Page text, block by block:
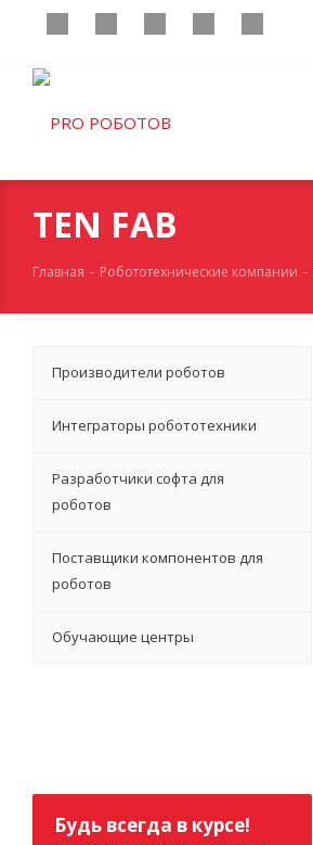
TEN FAB
Главная - Робототехнические компании -
Производители роботов
Интеграторы робототехники
Разработчики софта для
роботов
Поставщики компонентов для
роботов
Обучающие центры
Будь всегда в курсе!